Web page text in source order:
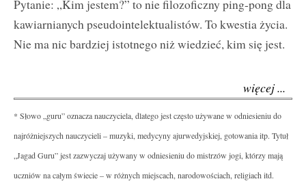
Pytanie: „Kim jestem?” to nie filozoficzny ping-pong dla
kawiarnianych pseudointelektualistów. To kwestia życia.
Nie ma nic bardziej istotnego niż wiedzieć, kim się jest.
więcej ...
* Słowo „guru” oznacza nauczyciela, dlatego jest często używane w odniesieniu do
najróżniejszych nauczycieli – muzyki, medycyny ajurwedyjskiej, gotowania itp. Tytuł
„Jagad Guru” jest zazwyczaj używany w odniesieniu do mistrzów jogi, którzy mają
uczniów na całym świecie – w różnych miejscach, narodowościach, religiach itd.